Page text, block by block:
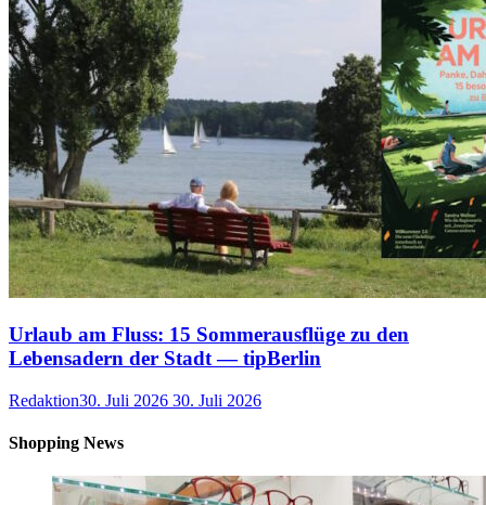
Urlaub am Fluss: 15 Sommerausflüge zu den
Lebensadern der Stadt — tipBerlin
Redaktion30. Juli 2026 30. Juli 2026
Shopping News